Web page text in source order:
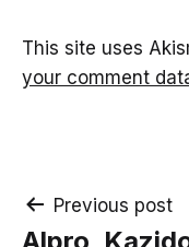
This site uses
your comment
Post
Previous post
Alpro,